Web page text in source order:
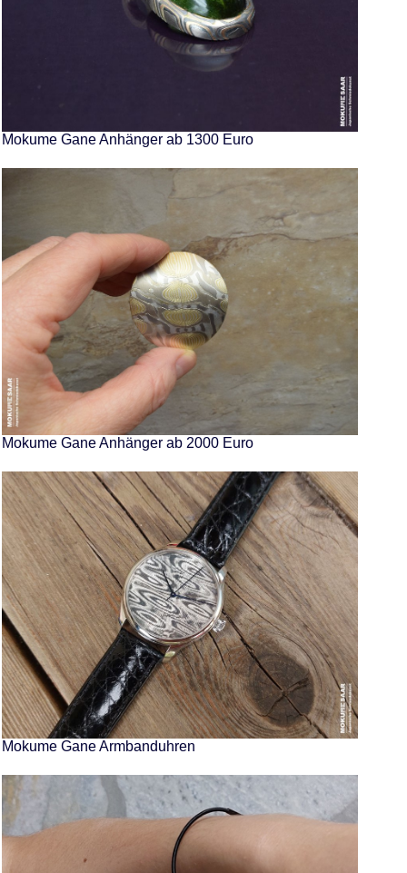
Mokume Gane Anhänger ab 1300 Euro
Mokume Gane Anhänger ab 2000 Euro
Mokume Gane Armbanduhren